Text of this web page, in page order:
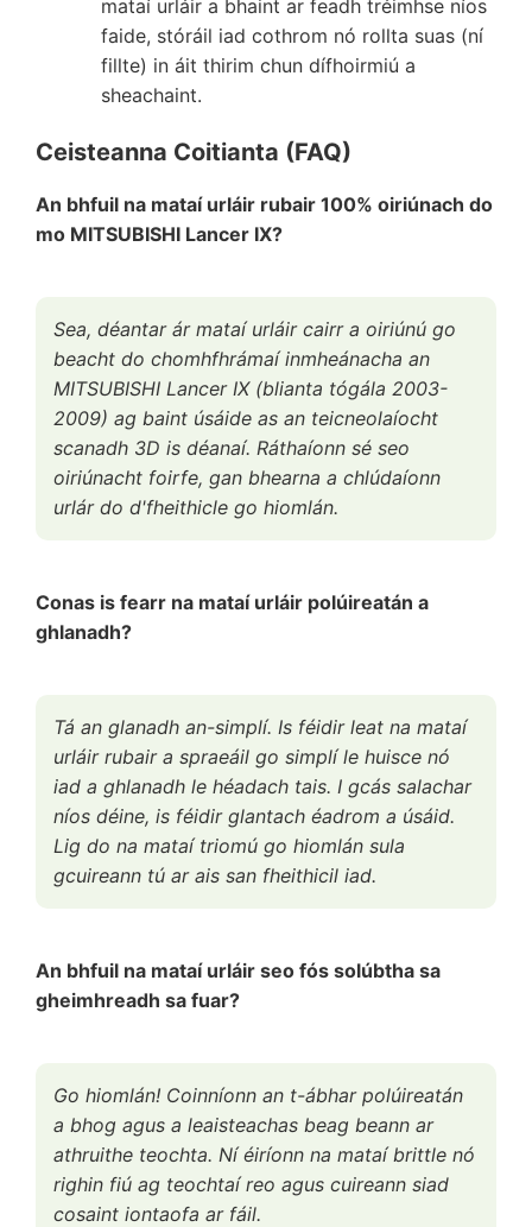
mataí urláir a bhaint ar feadh tréimhse níos
faide, stóráil iad cothrom nó rollta suas (ní
fillte) in áit thirim chun dífhoirmiú a
sheachaint.
Ceisteanna Coitianta (FAQ)
An bhfuil na mataí urláir rubair 100% oiriúnach do
mo MITSUBISHI Lancer IX?
Sea, déantar ár mataí urláir cairr a oiriúnú go
beacht do chomhfhrámaí inmheánacha an
MITSUBISHI Lancer IX (blianta tógála 2003-
2009) ag baint úsáide as an teicneolaíocht
scanadh 3D is déanaí. Ráthaíonn sé seo
oiriúnacht foirfe, gan bhearna a chlúdaíonn
urlár do d'fheithicle go hiomlán.
Conas is fearr na mataí urláir polúireatán a
ghlanadh?
Tá an glanadh an-simplí. Is féidir leat na mataí
urláir rubair a spraeáil go simplí le huisce nó
iad a ghlanadh le héadach tais. I gcás salachar
níos déine, is féidir glantach éadrom a úsáid.
Lig do na mataí triomú go hiomlán sula
gcuireann tú ar ais san fheithicil iad.
An bhfuil na mataí urláir seo fós solúbtha sa
gheimhreadh sa fuar?
Go hiomlán! Coinníonn an t-ábhar polúireatán
a bhog agus a leaisteachas beag beann ar
athruithe teochta. Ní éiríonn na mataí brittle nó
righin fiú ag teochtaí reo agus cuireann siad
cosaint iontaofa ar fáil.